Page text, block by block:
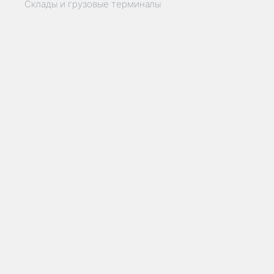
Склады и грузовые терминалы